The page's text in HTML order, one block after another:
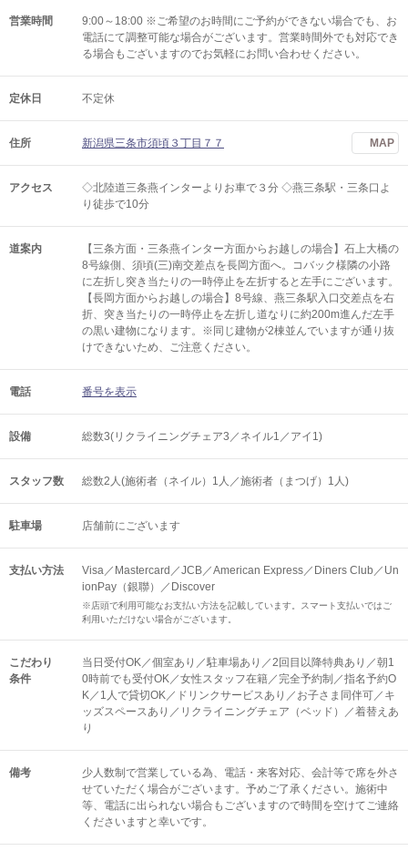
営業時間
9:00～18:00 ※ご希望のお時間にご予約ができない場合でも、お
電話にて調整可能な場合がございます。営業時間外でも対応でき
る場合もございますのでお気軽にお問い合わせください。
定休日 不定休
住所 新潟県三条市須頃３丁目７７ MAP
アクセス
◇北陸道三条燕インターよりお車で３分 ◇燕三条駅・三条口よ
り徒歩で10分
道案内
【三条方面・三条燕インター方面からお越しの場合】石上大橋の
8号線側、須頃(三)南交差点を長岡方面へ。コバック様隣の小路
に左折し突き当たりの一時停止を左折すると左手にございます。
【長岡方面からお越しの場合】8号線、燕三条駅入口交差点を右
折、突き当たりの一時停止を左折し道なりに約200m進んだ左手
の黒い建物になります。※同じ建物が2棟並んでいますが通り抜
けできないため、ご注意ください。
電話 番号を表示
設備 総数3(リクライニングチェア3／ネイル1／アイ1)
スタッフ数 総数2人(施術者（ネイル）1人／施術者（まつげ）1人)
駐車場 店舗前にございます
支払い方法
Visa／Mastercard／JCB／American Express／Diners Club／Un
ionPay（銀聯）／Discover
※店頭で利用可能なお支払い方法を記載しています。スマート支払いではご
利用いただけない場合がございます。
こだわり
条件
当日受付OK／個室あり／駐車場あり／2回目以降特典あり／朝1
0時前でも受付OK／女性スタッフ在籍／完全予約制／指名予約O
K／1人で貸切OK／ドリンクサービスあり／お子さま同伴可／キ
ッズスペースあり／リクライニングチェア（ベッド）／着替えあ
り
備考
少人数制で営業している為、電話・来客対応、会計等で席を外さ
せていただく場合がございます。予めご了承ください。施術中
等、電話に出られない場合もございますので時間を空けてご連絡
くださいますと幸いです。